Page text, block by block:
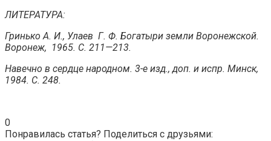
ЛИТЕРАТУРА:
Гринько А. И., Улаев Г. Ф. Богатыри земли Воронеж­ской.
Воронеж, 1965. С. 211—213.
Навечно в сердце народном. 3-е изд., доп. и испр. Минск,
1984. С. 248.
0
Понравилась статья? Поделиться с друзьями: